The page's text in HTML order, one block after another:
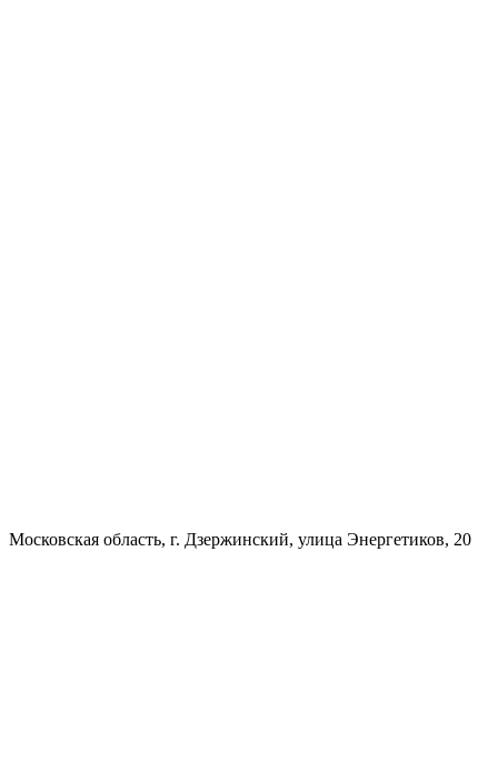
Московская область, г. Дзержинский, улица Энергетиков, 20